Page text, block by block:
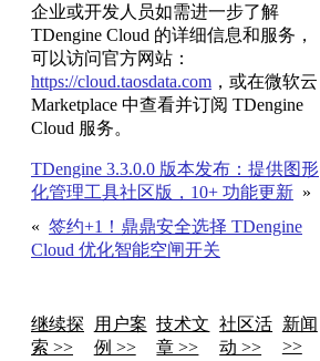
企业或开发人员如需进一步了解
TDengine Cloud 的详细信息和服务，
可以访问官方网站：
https://cloud.taosdata.com ，或在微软云
Marketplace 中查看并订阅 TDengine
Cloud 服务。
TDengine 3.3.0.0 版本发布：提供图形
化管理工具社区版，10+ 功能更新 »
« 签约+1！鼎鼎安全选择 TDengine
Cloud 优化智能空闸开关
继续探
索 >>
用户案
例 >>
技术文
章 >>
社区活
动 >>
新闻
>>